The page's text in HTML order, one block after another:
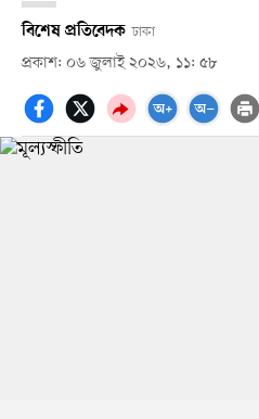
বিশেষ প্রতিবেদক ঢাকা
প্রকাশ: ০৬ জুলাই ২০২৬, ১১: ৫৮